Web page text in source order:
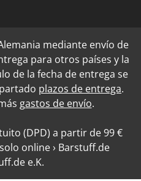
mediante envío de
para otros países y la
de la fecha de entrega se
plazos de entrega.
gastos de envío.
(DPD) a partir de 99 €
online › Barstuff.de
e.K.